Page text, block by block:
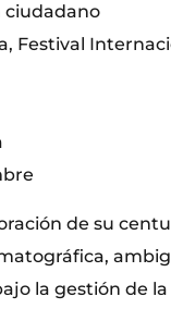
ciudadano
Festival
de su
la gestión de